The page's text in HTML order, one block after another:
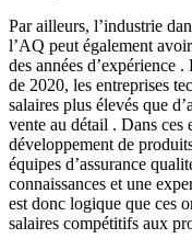
Par ailleurs, l’industrie
l’AQ peut également
des années d’expérience
de 2020, les entreprises
salaires plus élevés que
vente au détail . Dans ces
développement de
équipes d’assurance
connaissances et une
est donc logique que ces
salaires compétitifs aux